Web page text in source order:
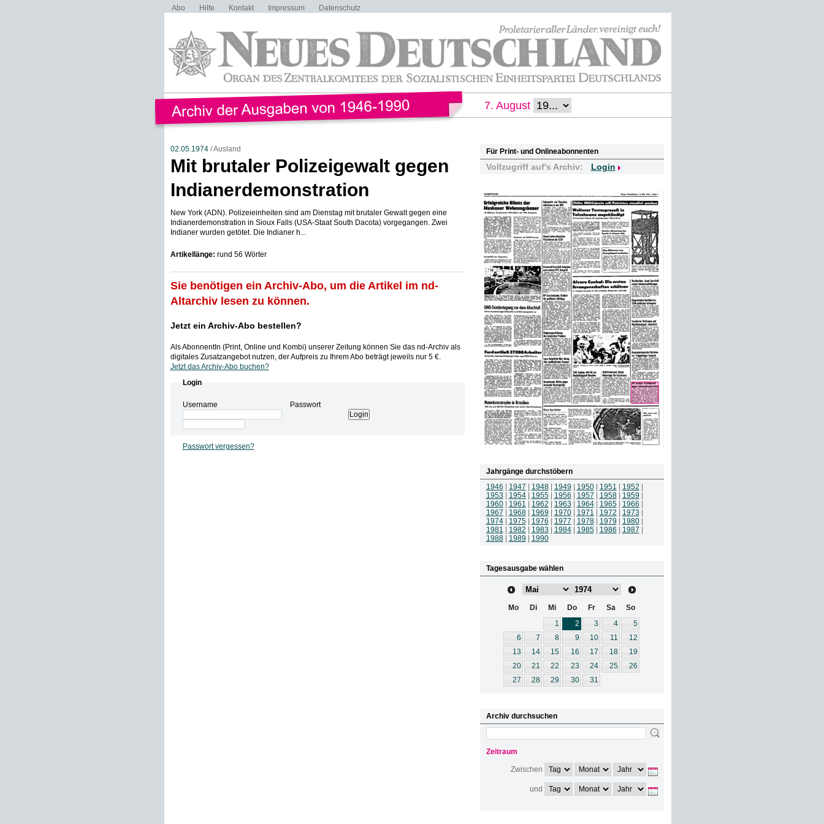
Abo Hilfe Kontakt Impressum Datenschutz
7. August
02.05.1974/ Ausland
Mit brutaler Polizeigewalt gegen
Indianerdemonstration
New York (ADN). Polizeieinheiten sind am Dienstag mit brutaler Gewalt gegen eine
Indianerdemonstration in Sioux Falls (USA-Staat South Dacota) vorgegangen. Zwei
Indianer wurden getötet. Die Indianer h...
Artikellänge: rund 56 Wörter
Sie benötigen ein Archiv-Abo, um die Artikel im nd-
Altarchiv lesen zu können.
Jetzt ein Archiv-Abo bestellen?
Als AbonnentIn (Print, Online und Kombi) unserer Zeitung können Sie das nd-Archiv als
digitales Zusatzangebot nutzen, der Aufpreis zu Ihrem Abo beträgt jeweils nur 5 €.
Jetzt das Archiv-Abo buchen?
Login
Username Passwort
Passwort vergessen?
Für Print- und Onlineabonnenten
Vollzugriff auf's Archiv: Login
Jahrgänge durchstöbern
1946
1947 1948| 1949 1950| 1951 1952
1953
1954| 1955| 1956 1957 1958| 1959
1960| 1961 1962 1963 1964| 1965| 1966
1967
1968| 1969 1970| 1971 1972 1973
1974| 1975| 1976 1977 1978| 1979 1980|
1981
1982 1983 1984| 1985| 1986 1987
1988| 1989 1990
Tagesausgabe wählen
Mo Di Mi Do Fr Sa
So
1
2 3 4
5
6
7 8 9 10 11
12
13
14 15 16 17 18
19
20
21 22 23 24 25
26
27
28 29 30 31
Archiv durchsuchen
Zeitraum
Zwischen
und